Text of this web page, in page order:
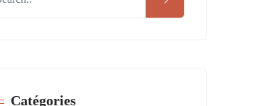
Catégories